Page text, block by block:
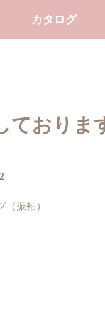
カタログ
ておりま
（振袖）